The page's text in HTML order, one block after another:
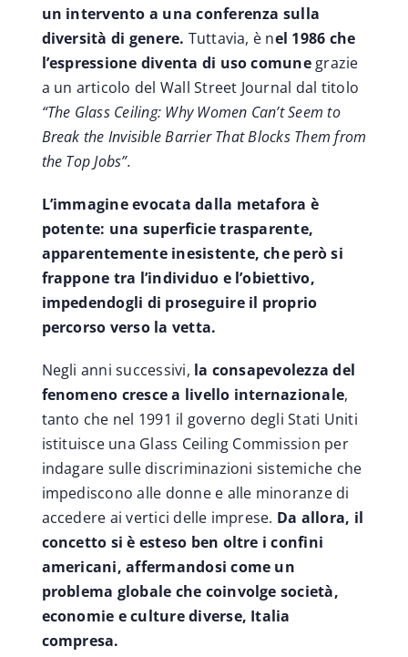
un intervento a una conferenza sulla
diversità di genere. Tuttavia, è nel 1986 che
l’espressione diventa di uso comunegrazie
a un articolo del Wall Street Journal dal titolo
“The Glass Ceiling: Why Women Can’t Seem to
Break the Invisible Barrier That Blocks Them from
the Top Jobs”.
L’immagine evocata dalla metafora è
potente: una superficie trasparente,
apparentemente inesistente, che però si
frappone tra l’individuo e l’obiettivo,
impedendogli di proseguire il proprio
percorso verso la vetta.
Negli anni successivi, la consapevolezza del
fenomeno cresce a livello internazionale,
tanto che nel 1991 il governo degli Stati Uniti
istituisce una Glass Ceiling Commission per
indagare sulle discriminazioni sistemiche che
impediscono alle donne e alle minoranze di
accedere ai vertici delle imprese. Da allora, il
concetto si è esteso ben oltre i confini
americani, affermandosi come un
problema globale che coinvolge società,
economie e culture diverse, Italia
compresa.